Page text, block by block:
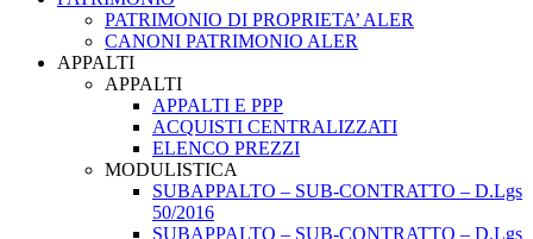
PATRIMONIO DI PROPRIETA’ ALER
CANONI PATRIMONIO ALER
APPALTI
APPALTI
APPALTI E PPP
ACQUISTI CENTRALIZZATI
ELENCO PREZZI
MODULISTICA
SUBAPPALTO – SUB-CONTRATTO – D.Lgs
50/2016
SUBAPPALTO – SUB-CONTRATTO – D.Lgs